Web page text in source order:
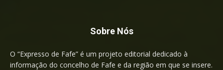
Sobre Nós
O “Expresso de Fafe” é um projeto editorial dedicado à
informação do concelho de Fafe e da região em que se insere.